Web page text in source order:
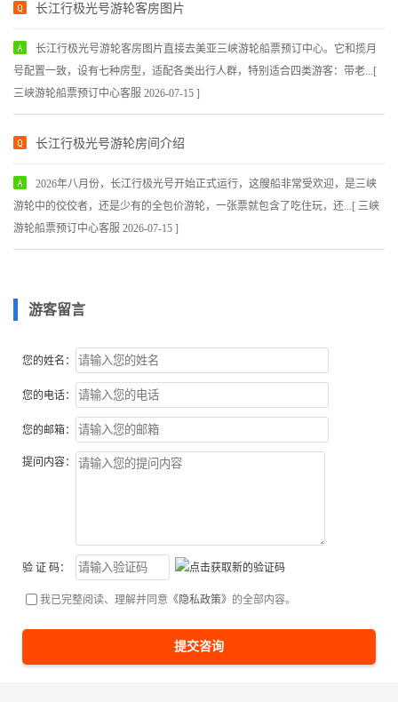
长江行极光号游轮客房图片
长江行极光号游轮客房图片直接去美亚三峡游轮船票预订中心。它和揽月
号配置一致，设有七种房型，适配各类出行人群，特别适合四类游客：带老...[
三峡游轮船票预订中心客服 2026-07-15 ]
长江行极光号游轮房间介绍
2026年八月份，长江行极光号开始正式运行，这艘船非常受欢迎，是三峡
游轮中的佼佼者，还是少有的全包价游轮，一张票就包含了吃住玩，还...[ 三峡
游轮船票预订中心客服 2026-07-15 ]
游客留言
您的姓名：
您的电话：
您的邮箱：
提问内容：
验 证 码：
我已完整阅读、理解并同意 《隐私政策》 的全部内容。
提交咨询